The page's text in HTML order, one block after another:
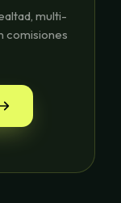
multi-
comisiones